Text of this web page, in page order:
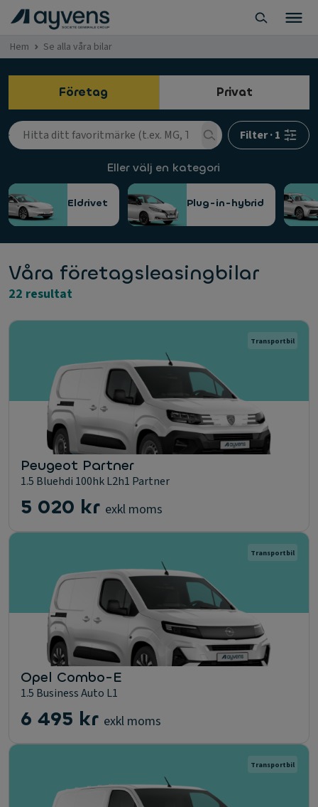
Hem Se alla våra bilar
Företag Privat
Filter·1
Eller välj en kategori
Eldrivet Plug-in-hybrid
Våra företagsleasingbilar
22 resultat
Transportbil
Peugeot Partner
1.5 Bluehdi 100hk L2h1 Partner
5 020 kr exkl moms
Transportbil
Opel Combo-E
1.5 Business Auto L1
6 495 kr exkl moms
Transportbil